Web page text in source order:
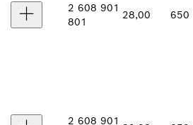
2 608 901
801
28,00 650
2 608 901